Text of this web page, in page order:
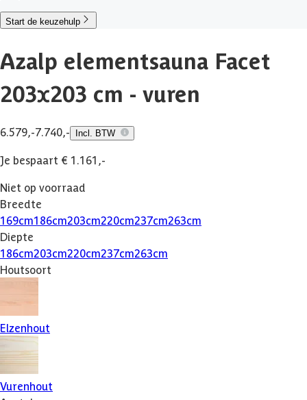
Start de keuzehulp
Azalp elementsauna Facet
203x203 cm - vuren
6.579,-7.740,- Incl. BTW
Je bespaart € 1.161,-
Niet op voorraad
Breedte
169cm186cm203cm220cm237cm263cm
Diepte
186cm203cm220cm237cm263cm
Houtsoort
Elzenhout
Vurenhout